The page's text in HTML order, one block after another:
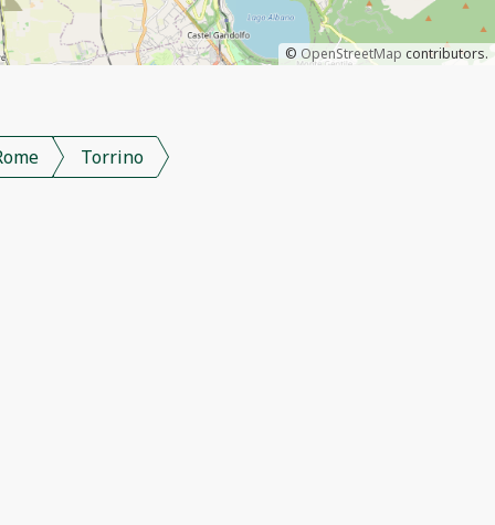
© OpenStreetMap contributors.
Torrino